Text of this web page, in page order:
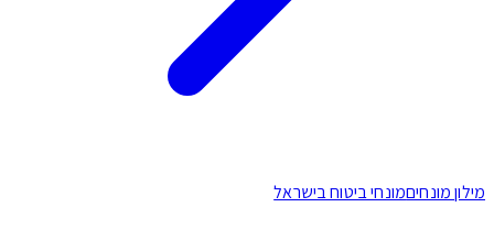
מונחיםמונחי ביטוח בישראל